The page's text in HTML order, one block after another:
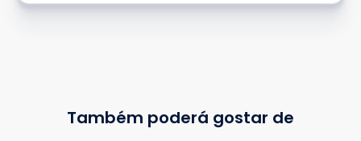
Também poderá gostar de